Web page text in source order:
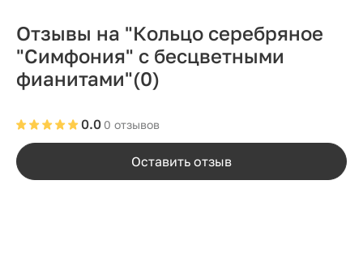
Отзывы на "Кольцо серебряное
"Симфония" с бесцветными
фианитами"(0)
0 отзывов
0.0
Оставить отзыв